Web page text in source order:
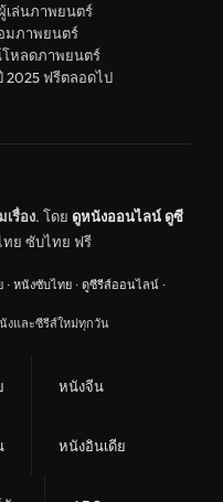
เล่นภาพยนตร์
มภาพยนตร์
โหลดภาพยนตร์
ฟรีตลอดไป
รื่อง. โดย ดูหนังออนไลน์ ดูซี
ย ซับไทย ฟรี
· หนังซับไทย · ดูซีรีส์ออนไลน์ ·
งและซีรีส์ใหม่ทุกวัน
หนังจีน
หนังอินเดีย